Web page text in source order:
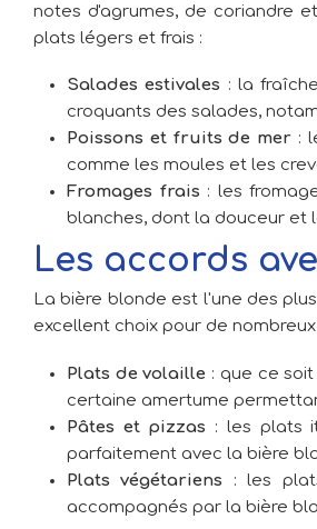
notes d'agrumes, de coriandre
plats légers et frais :
Salades estivales : la
croquants des salades,
Poissons et fruits de mer :
comme les moules et les
Fromages frais : les
blanches, dont la douceur et
Les accords
La bière blonde est l'une des
excellent choix pour de
Plats de volaille : que ce
certaine amertume
Pâtes et pizzas : les plats
parfaitement avec la bière
Plats végétariens : les
accompagnés par la bière